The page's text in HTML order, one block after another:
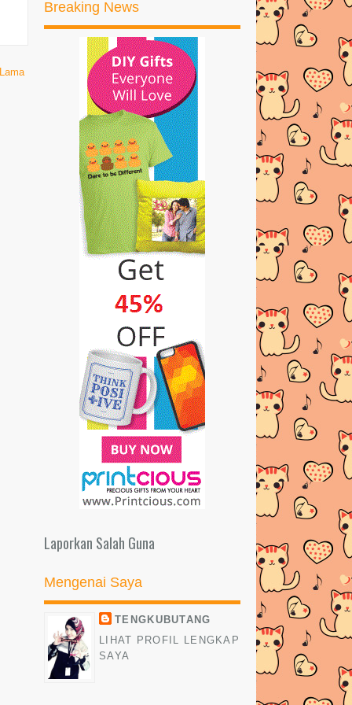
SETAPAK | THANK YOU
Entri Tentang Butang di Blog
Shehren Shahadan
Pelbagai Jenis Tuala di Afrena de
Boutique
ADVERTORIAL.MY BANTU
BLOGGER BUAT DUIT TULIS
REVIEW
KEMPEN BSN KUCING HAPPY!
HAHA COMEL!!
Resepi Pizza Ala Dominos
RESEPI AYAM PANGGANG
JOM DAFTAR WHOHAA!!
PERCUMA JE!!
Lasagna Roti / Bread Lasagna
Sedap!!
Waktu/Tarikh Paling Sesuai Cashout
Nuffnang
IKLAN YANG SEDANG MENARI DI
BLOG TENGKUBUTANG (CPUV)
BELAJARLAH BERSYUKUR...
Happy 8th Birthday to Nuffnang!
CONNECT TM WIFI GUNA LOGIN
LIRIK LAGU HILANG - ADIRA (OST
SUAMIKU ENCIK SOTONG)
BAHAYA UBAT YANG
Breaking News
Laporkan Salah Guna
Mengenai Saya
TENGKUBUTANG
LIHAT PROFIL LENGKAP
SAYA